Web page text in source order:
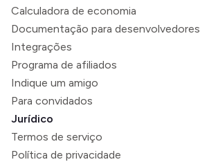
Calculadora de economia
Documentação para desenvolvedores
Integrações
Programa de afiliados
Indique um amigo
Para convidados
Jurídico
Termos de serviço
Política de privacidade